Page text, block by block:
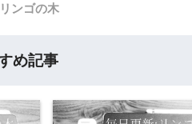
ンゴの木
め記事